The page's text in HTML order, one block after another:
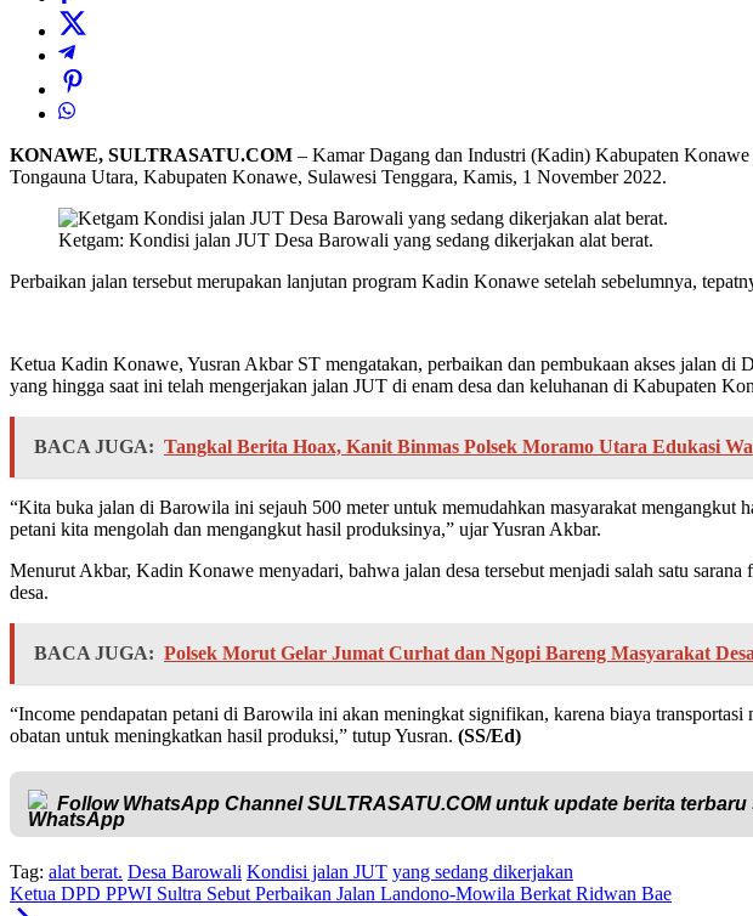
KONAWE, SULTRASATU.COM – Kamar Dagang dan Industri (Kadin) Kabupaten
Tongauna Utara, Kabupaten Konawe, Sulawesi Tenggara, Kamis, 1 November 2022.
Ketgam: Kondisi jalan JUT Desa Barowali yang sedang dikerjakan alat berat.
Perbaikan jalan tersebut merupakan lanjutan program Kadin Konawe setelah sebelumnya,
Ketua Kadin Konawe, Yusran Akbar ST mengatakan, perbaikan dan pembukaan akses jalan
yang hingga saat ini telah mengerjakan jalan JUT di enam desa dan keluhanan di Kabupaten
BACA JUGA: Tangkal Berita Hoax, Kanit Binmas Polsek Moramo Utara Edukasi
“Kita buka jalan di Barowila ini sejauh 500 meter untuk memudahkan masyarakat mengangkut
petani kita mengolah dan mengangkut hasil produksinya,” ujar Yusran Akbar.
Menurut Akbar, Kadin Konawe menyadari, bahwa jalan desa tersebut menjadi salah satu
desa.
BACA JUGA: Polsek Morut Gelar Jumat Curhat dan Ngopi Bareng Masyarakat
“Income pendapatan petani di Barowila ini akan meningkat signifikan, karena biaya
obatan untuk meningkatkan hasil produksi,” tutup Yusran. (SS/Ed)
Follow WhatsApp ChannelSULTRASATU.COMuntuk update berita terbaru
Tag: alat berat. Desa Barowali Kondisi jalan JUT yang sedang dikerjakan
Ketua DPD PPWI Sultra Sebut Perbaikan Jalan Landono-Mowila Berkat Ridwan Bae